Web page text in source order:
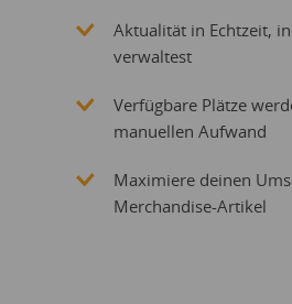
Aktualität in Echtzeit,
verwaltest
Verfügbare Plätze
manuellen Aufwand
Maximiere deinen
Merchandise-Artikel